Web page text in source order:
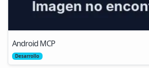
Android MCP
Desarrollo